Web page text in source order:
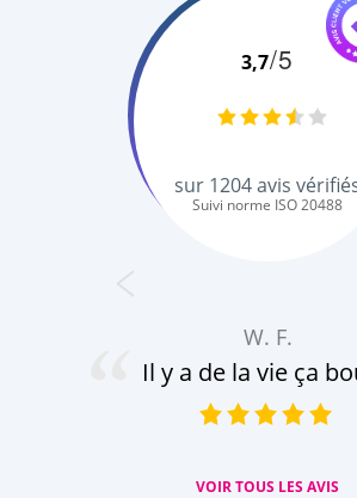
3,7/5
sur 1204avis
Suivi norme ISO 20488
W. F.
Il y a de la vie ça
VOIR TOUS LES AVIS